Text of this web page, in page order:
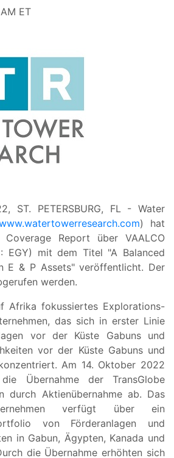
ET
ST. PETERSBURG, FL - Water
) hat
Report über VAALCO
EGY) mit dem Titel "A Balanced
E & P Assets" veröffentlicht. Der
werden.
Afrika fokussiertes Explorations-
das sich in erster Linie
vor der Küste Gabuns und
vor der Küste Gabuns und
Am 14. Oktober 2022
Übernahme der TransGlobe
durch Aktienübernahme ab. Das
verfügt über ein
von Förderanlagen und
in Gabun, Ägypten, Kanada und
die Übernahme erhöhten sich